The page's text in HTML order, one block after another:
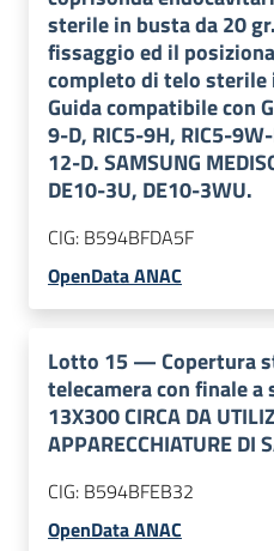
sterile in busta da 20
fissaggio ed il
completo di telo sterile
Guida compatibile con
9-D, RIC5-9H, RIC5-
12-D. SAMSUNG
DE10-3U, DE10-3WU.
CIG: B594BFDA5F
OpenData ANAC
Lotto 15—Copertura
telecamera con finale a
13X300 CIRCA DA
APPARECCHIATURE DI
CIG: B594BFEB32
OpenData ANAC